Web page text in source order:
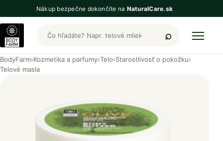
Nákup bezpečne dokončíte na NaturalCare.sk
Hľadať produkty BodyFarm
BodyFarm›Kozmetika a parfumy›Telo›Starostlivosť o pokožku›
Telové masla